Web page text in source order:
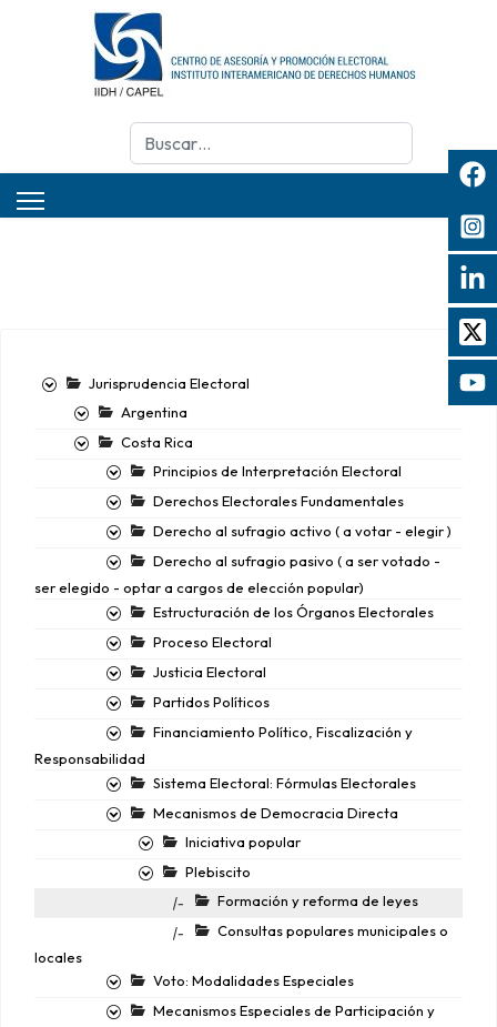
Buscar
Jurisprudencia Electoral
Argentina
Costa Rica
Principios de Interpretación Electoral
Derechos Electorales Fundamentales
Derecho al sufragio activo ( a votar - elegir )
Derecho al sufragio pasivo ( a ser votado -
ser elegido - optar a cargos de elección popular)
Estructuración de los Órganos Electorales
Proceso Electoral
Justicia Electoral
Partidos Políticos
Financiamiento Político, Fiscalización y
Responsabilidad
Sistema Electoral: Fórmulas Electorales
Mecanismos de Democracia Directa
Iniciativa popular
Plebiscito
|-
Formación y reforma de leyes
|-
Consultas populares municipales o
locales
Voto: Modalidades Especiales
Mecanismos Especiales de Participación y